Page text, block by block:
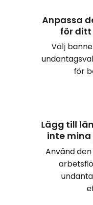
Anpassa
för
Välj
för
Lägg till
inte
Använd